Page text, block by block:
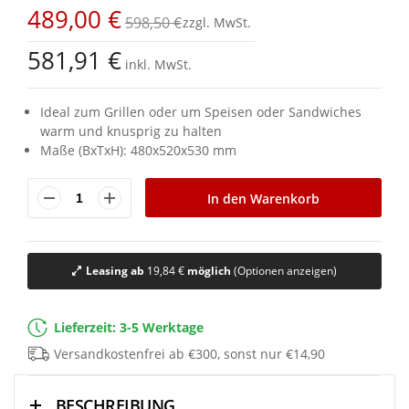
springen
489,00 €598,50 €
581,91 € inkl. MwSt.
Ideal zum Grillen oder um Speisen oder Sandwiches
warm und knusprig zu halten
Maße (BxTxH): 480x520x530 mm
In den Warenkorb
Leasing ab 19,84 € möglich (Optionen anzeigen)
Lieferzeit: 3-5 Werktage
Versandkostenfrei ab €300, sonst nur €14,90